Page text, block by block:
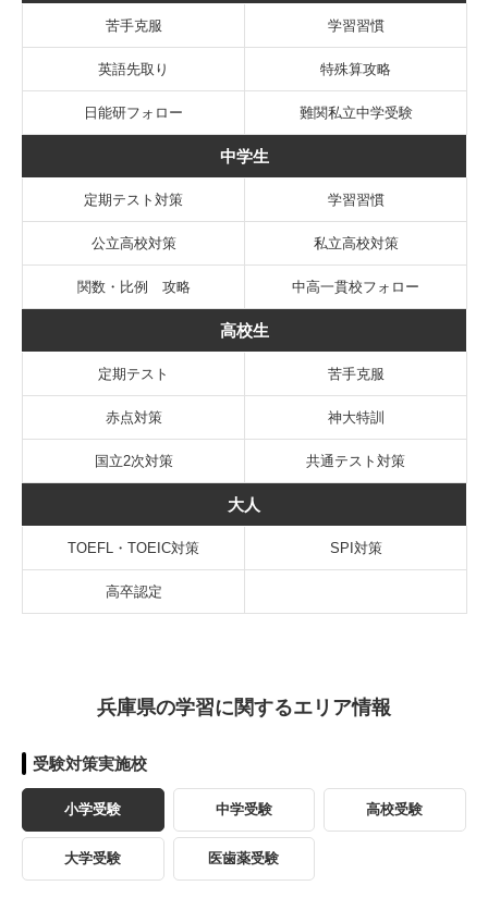
苦手克服 学習習慣
英語先取り 特殊算攻略
日能研フォロー 難関私立中学受験
中学生
定期テスト対策 学習習慣
公立高校対策 私立高校対策
関数・比例 攻略 中高一貫校フォロー
高校生
定期テスト 苦手克服
赤点対策 神大特訓
国立2次対策 共通テスト対策
大人
TOEFL・TOEIC対策 SPI対策
高卒認定
兵庫県の学習に関するエリア情報
受験対策実施校
小学受験 中学受験 高校受験
大学受験 医歯薬受験